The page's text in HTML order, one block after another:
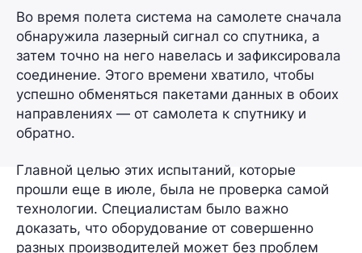
Во время полета система на самолете сначала
обнаружила лазерный сигнал со спутника, а
затем точно на него навелась и зафиксировала
соединение. Этого времени хватило, чтобы
успешно обменяться пакетами данных в обоих
направлениях — от самолета к спутнику и
обратно.
Главной целью этих испытаний, которые
прошли еще в июле, была не проверка самой
технологии. Специалистам было важно
доказать, что оборудование от совершенно
разных производителей может без проблем